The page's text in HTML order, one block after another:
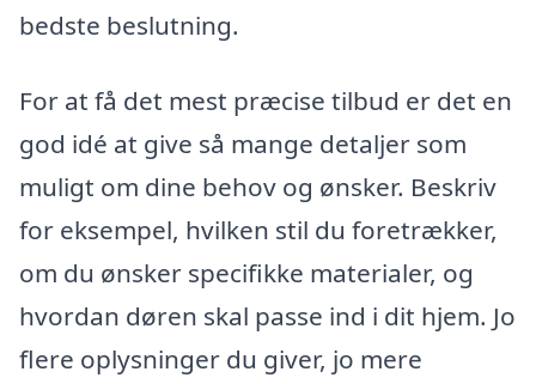
bedste beslutning.
For at få det mest præcise tilbud er det en
god idé at give så mange detaljer som
muligt om dine behov og ønsker. Beskriv
for eksempel, hvilken stil du foretrækker,
om du ønsker specifikke materialer, og
hvordan døren skal passe ind i dit hjem. Jo
flere oplysninger du giver, jo mere